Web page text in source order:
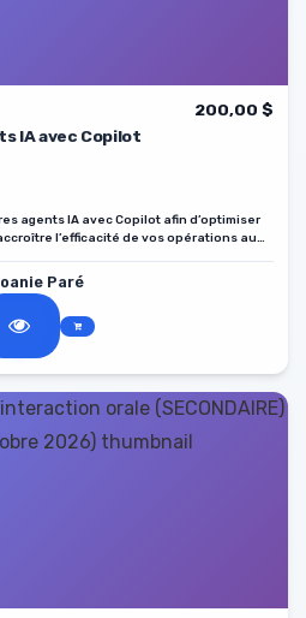
200,00 $
IA avec Copilot
agents IA avec Copilot afin d’optimiser
l’efficacité de vos opérations au
Paré